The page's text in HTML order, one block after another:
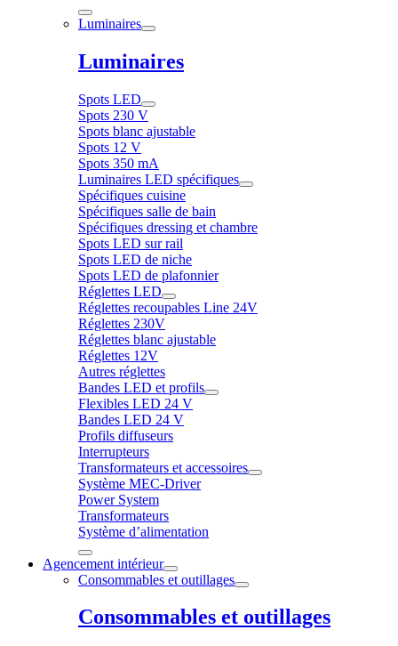
Luminaires
Luminaires
Spots LED
Spots 230 V
Spots blanc ajustable
Spots 12 V
Spots 350 mA
Luminaires LED spécifiques
Spécifiques cuisine
Spécifiques salle de bain
Spécifiques dressing et chambre
Spots LED sur rail
Spots LED de niche
Spots LED de plafonnier
Réglettes LED
Réglettes recoupables Line 24V
Réglettes 230V
Réglettes blanc ajustable
Réglettes 12V
Autres réglettes
Bandes LED et profils
Flexibles LED 24 V
Bandes LED 24 V
Profils diffuseurs
Interrupteurs
Transformateurs et accessoires
Système MEC-Driver
Power System
Transformateurs
Système d’alimentation
Agencement intérieur
Consommables et outillages
Consommables et outillages